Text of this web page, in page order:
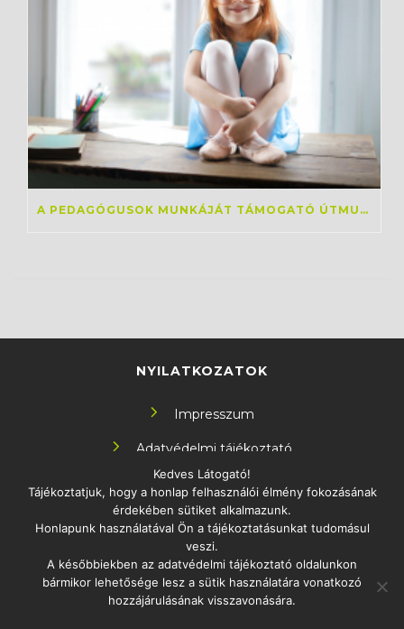
A PEDAGÓGUSOK MUNKÁJÁT TÁMOGATÓ ÚTMUTATÓ KÉSZÜLT LÁTÁSSÉRÜLT DIÁKOK OKTATÁSÁHOZ
NYILATKOZATOK
Impresszum
Adatvédelmi tájékoztató
KÖVESS MINKET!
ELÉRHETŐSÉG
Kedves Látogató!
Tájékoztatjuk, hogy a honlap felhasználói élmény fokozásának
érdekében sütiket alkalmazunk.
Honlapunk használatával Ön a tájékoztatásunkat tudomásul
veszi.
A későbbiekben az adatvédelmi tájékoztató oldalunkon
bármikor lehetősége lesz a sütik használatára vonatkozó
hozzájárulásának visszavonására.